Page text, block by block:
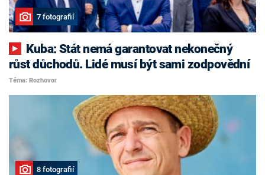
7 fotografií
růst důchodů. Lidé musí být sami zodpovědní
Téma: Rozhovor
8 fotografií